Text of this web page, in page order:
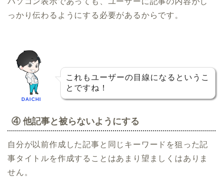
っかり伝わるようにする必要があるからです。
DAICHI
これもユーザーの目線になるというこ
とですね！
④ 他記事と被らないようにする
自分が以前作成した記事と同じキーワードを狙った記
事タイトルを作成することはあまり望ましくはありま
せん。